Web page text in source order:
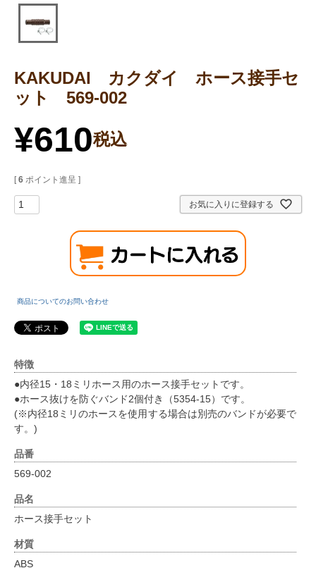
KAKUDAI カクダイ ホース接手セ
ット 569-002
¥610税込
[ 6 ポイント進呈 ]
お気に入りに登録する
商品についてのお問い合わせ
特徴
●内径15・18ミリホース用のホース接手セットです。
●ホース抜けを防ぐバンド2個付き（5354-15）です。
(※内径18ミリのホースを使用する場合は別売のバンドが必要で
す。)
品番
569-002
品名
ホース接手セット
材質
ABS